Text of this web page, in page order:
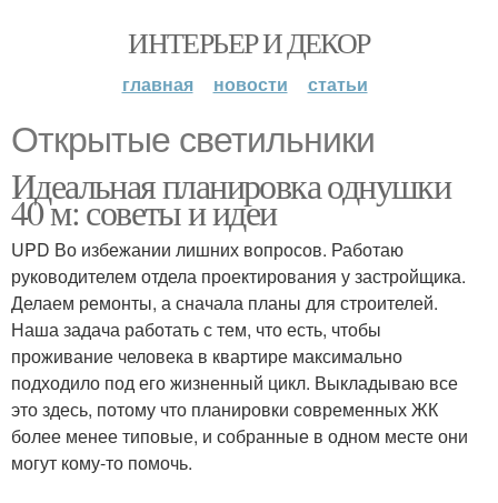
ИНТЕРЬЕР И ДЕКОР
главная новости статьи
Открытые светильники
Идеальная планировка однушки
40 м: советы и идеи
UPD Во избежании лишних вопросов. Работаю
руководителем отдела проектирования у застройщика.
Делаем ремонты, а сначала планы для строителей.
Наша задача работать с тем, что есть, чтобы
проживание человека в квартире максимально
подходило под его жизненный цикл. Выкладываю все
это здесь, потому что планировки современных ЖК
более менее типовые, и собранные в одном месте они
могут кому-то помочь.